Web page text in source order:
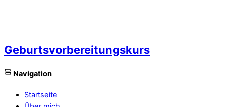
Geburtsvorbereitungskurs
Navigation
Startseite